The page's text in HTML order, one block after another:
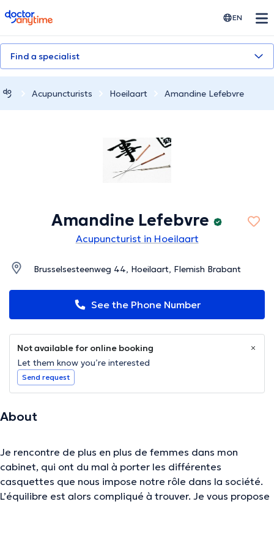
doctoranytime EN
Find a specialist
Acupuncturists Hoeilaart Amandine Lefebvre
Amandine Lefebvre
Acupuncturist in Hoeilaart
Brusselsesteenweg 44, Hoeilaart, Flemish Brabant
See the Phone Number
Not available for online booking
Let them know you’re interested
Send request
About
Je rencontre de plus en plus de femmes dans mon
cabinet, qui ont du mal à porter les différentes
casquettes que nous impose notre rôle dans la société.
L’équilibre est alors compliqué à trouver. Je vous propose